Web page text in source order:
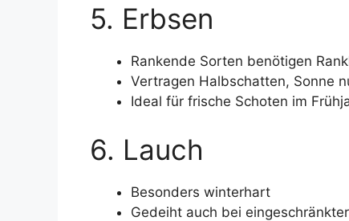
5. Erbsen
Rankende Sorten benötigen
Vertragen Halbschatten, Sonne
Ideal für frische Schoten im
6. Lauch
Besonders winterhart
Gedeiht auch bei